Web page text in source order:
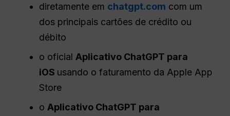
diretamente em chatgpt.com com um
dos principais cartões de crédito ou
débito
o oficial Aplicativo ChatGPT para
iOS usando o faturamento da Apple App
Store
o Aplicativo ChatGPT para